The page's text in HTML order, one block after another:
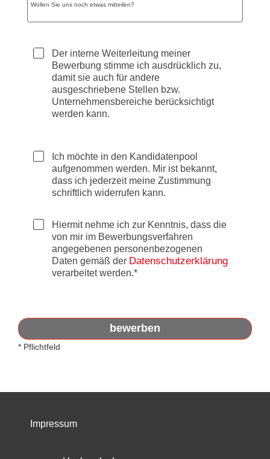
Wollen Sie uns noch etwas mitteilen?
Datenschutz und Einverständniserklärungen
Der interne Weiterleitung meiner
Bewerbung stimme ich ausdrücklich zu,
damit sie auch für andere
ausgeschriebene Stellen bzw.
Unternehmensbereiche berücksichtigt
werden kann.
Ich möchte in den Kandidatenpool
aufgenommen werden. Mir ist bekannt,
dass ich jederzeit meine Zustimmung
schriftlich widerrufen kann.
Hiermit nehme ich zur Kenntnis, dass die
von mir im Bewerbungsverfahren
angegebenen personenbezogenen
Daten gemäß der Datenschutzerklärung
verarbeitet werden.*
bewerben
* Pflichtfeld
Impressum